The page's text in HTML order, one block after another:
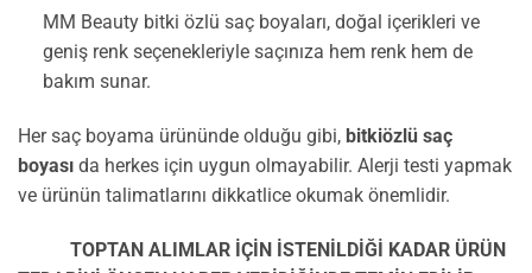
MM Beauty bitki özlü saç boyaları, doğal içerikleri ve
geniş renk seçenekleriyle saçınıza hem renk hem de
bakım sunar.
Her saç boyama ürününde olduğu gibi, bitkiözlü saç
boyası da herkes için uygun olmayabilir. Alerji testi yapmak
ve ürünün talimatlarını dikkatlice okumak önemlidir.
TOPTAN ALIMLAR İÇİN İSTENİLDİĞİ KADAR ÜRÜN